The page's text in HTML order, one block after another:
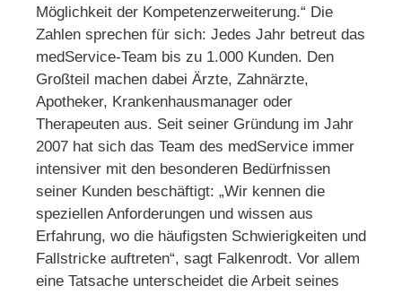
Möglichkeit der Kompetenzerweiterung.“ Die
Zahlen sprechen für sich: Jedes Jahr betreut das
medService-Team bis zu 1.000 Kunden. Den
Großteil machen dabei Ärzte, Zahnärzte,
Apotheker, Krankenhausmanager oder
Therapeuten aus. Seit seiner Gründung im Jahr
2007 hat sich das Team des medService immer
intensiver mit den besonderen Bedürfnissen
seiner Kunden beschäftigt: „Wir kennen die
speziellen Anforderungen und wissen aus
Erfahrung, wo die häufigsten Schwierigkeiten und
Fallstricke auftreten“, sagt Falkenrodt. Vor allem
eine Tatsache unterscheidet die Arbeit seines